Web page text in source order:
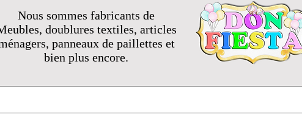
Nous sommes fabricants de
doublures textiles, articles
panneaux de paillettes et
bien plus encore.